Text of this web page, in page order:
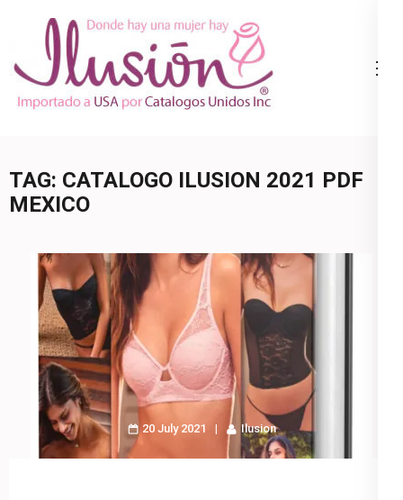
content
(Press
Ropa Interior
800.825.9452
TAG: CATALOGO ILUSION 2021 PDF
MEXICO
20 July 2021 Ilusion